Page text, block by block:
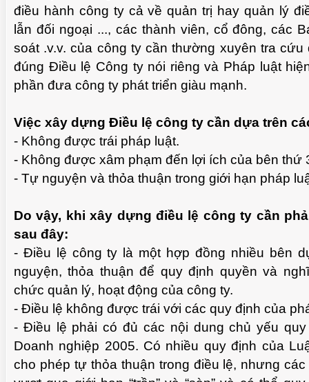
điều hành công ty cả về quản trị hay quản lý
lẫn đối ngoại ..., các thành viên, cổ đông, các
soát .v.v. của công ty cần thường xuyên tra
đúng Điều lệ Công ty nói riêng và Pháp luật
phần đưa công ty phát triển giàu mạnh.
Việc xây dựng Điều lệ công ty cần dựa trên
- Không được trái pháp luật.
- Không được xâm phạm đến lợi ích của bên thứ
- Tự nguyện và thỏa thuận trong giới hạn pháp
Do vậy, khi xây dựng điều lệ công ty cần
sau đây:
- Điều lệ công ty là một hợp đồng nhiều bên
nguyện, thỏa thuận để quy định quyền và
chức quản lý, hoạt động của công ty.
- Điều lệ không được trái với các quy định của
- Điều lệ phải có đủ các nội dung chủ yếu
Doanh nghiệp 2005. Có nhiều quy định của
cho phép tự thỏa thuận trong điều lệ, nhưng